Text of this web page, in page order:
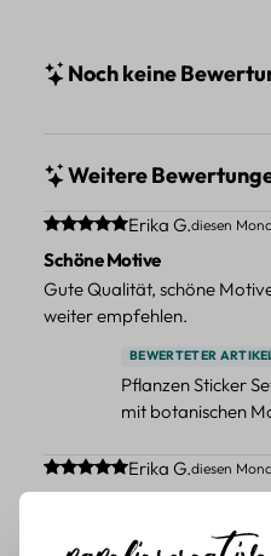
Noch keine
Weitere
Durchschnittliche Bewertung
Erika G.diesen
Schöne Motive
Gute Qualität, schöne
weiter empfehlen.
BEWERTETER
Pflanzen Sticker
mit botanischen
Durchschnittliche Bewertung
Erika G.diesen
Tolle Motive, Briefmarken